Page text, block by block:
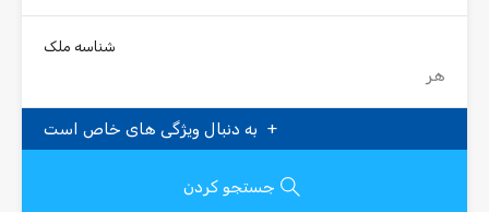
شناسه ملک
به دنبال ویژگی های خاص است
جستجو کردن